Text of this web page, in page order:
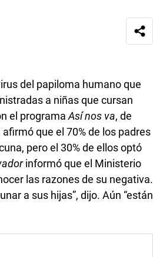
del papiloma humano que
a niñas que cursan
el programaAsí nos va, de
que el 70% de los padres
pero el 30% de ellos optó
informó que el Ministerio
las razones de su negativa.
a sus hijas”, dijo. Aún “están